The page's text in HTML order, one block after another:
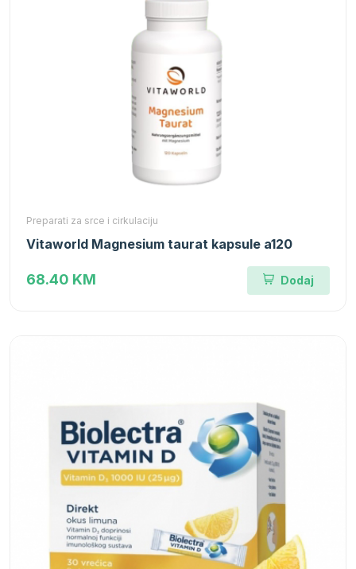
Preparati za srce i cirkulaciju
Vitaworld Magnesium taurat kapsule a120
68.40 KM Dodaj